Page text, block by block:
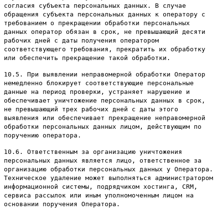
согласия субъекта персональных данных. В случае
обращения субъекта персональных данных к оператору с
требованием о прекращении обработки персональных
данных оператор обязан в срок, не превышающий десяти
рабочих дней с даты получения оператором
соответствующего требования, прекратить их обработку
или обеспечить прекращение такой обработки.
10.5. При выявлении неправомерной обработки Оператор
немедленно блокирует соответствующие персональные
данные на период проверки, устраняет нарушение и
обеспечивает уничтожение персональных данных в срок,
не превышающий трех рабочих дней с даты этого
выявления или обеспечивает прекращение неправомерной
обработки персональных данных лицом, действующим по
поручению оператора.
10.6. Ответственным за организацию уничтожения
персональных данных является лицо, ответственное за
организацию обработки персональных данных у Оператора.
Техническое удаление может выполняться администратором
информационной системы, подрядчиком хостинга, CRM,
сервиса рассылок или иным уполномоченным лицом на
основании поручения Оператора.